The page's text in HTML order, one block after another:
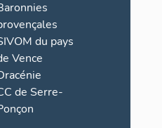
du pays
Vence
de Serre-